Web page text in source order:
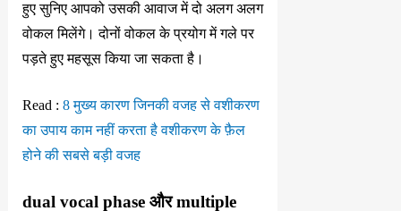
हुए सुनिए आपको उसकी आवाज में दो अलग अलग
वोकल मिलेंगे। दोनों वोकल के प्रयोग में गले पर
पड़ते हुए महसूस किया जा सकता है।
Read : 8 मुख्य कारण जिनकी वजह से वशीकरण
का उपाय काम नहीं करता है वशीकरण के फ़ैल
होने की सबसे बड़ी वजह
dual vocal phase और multiple